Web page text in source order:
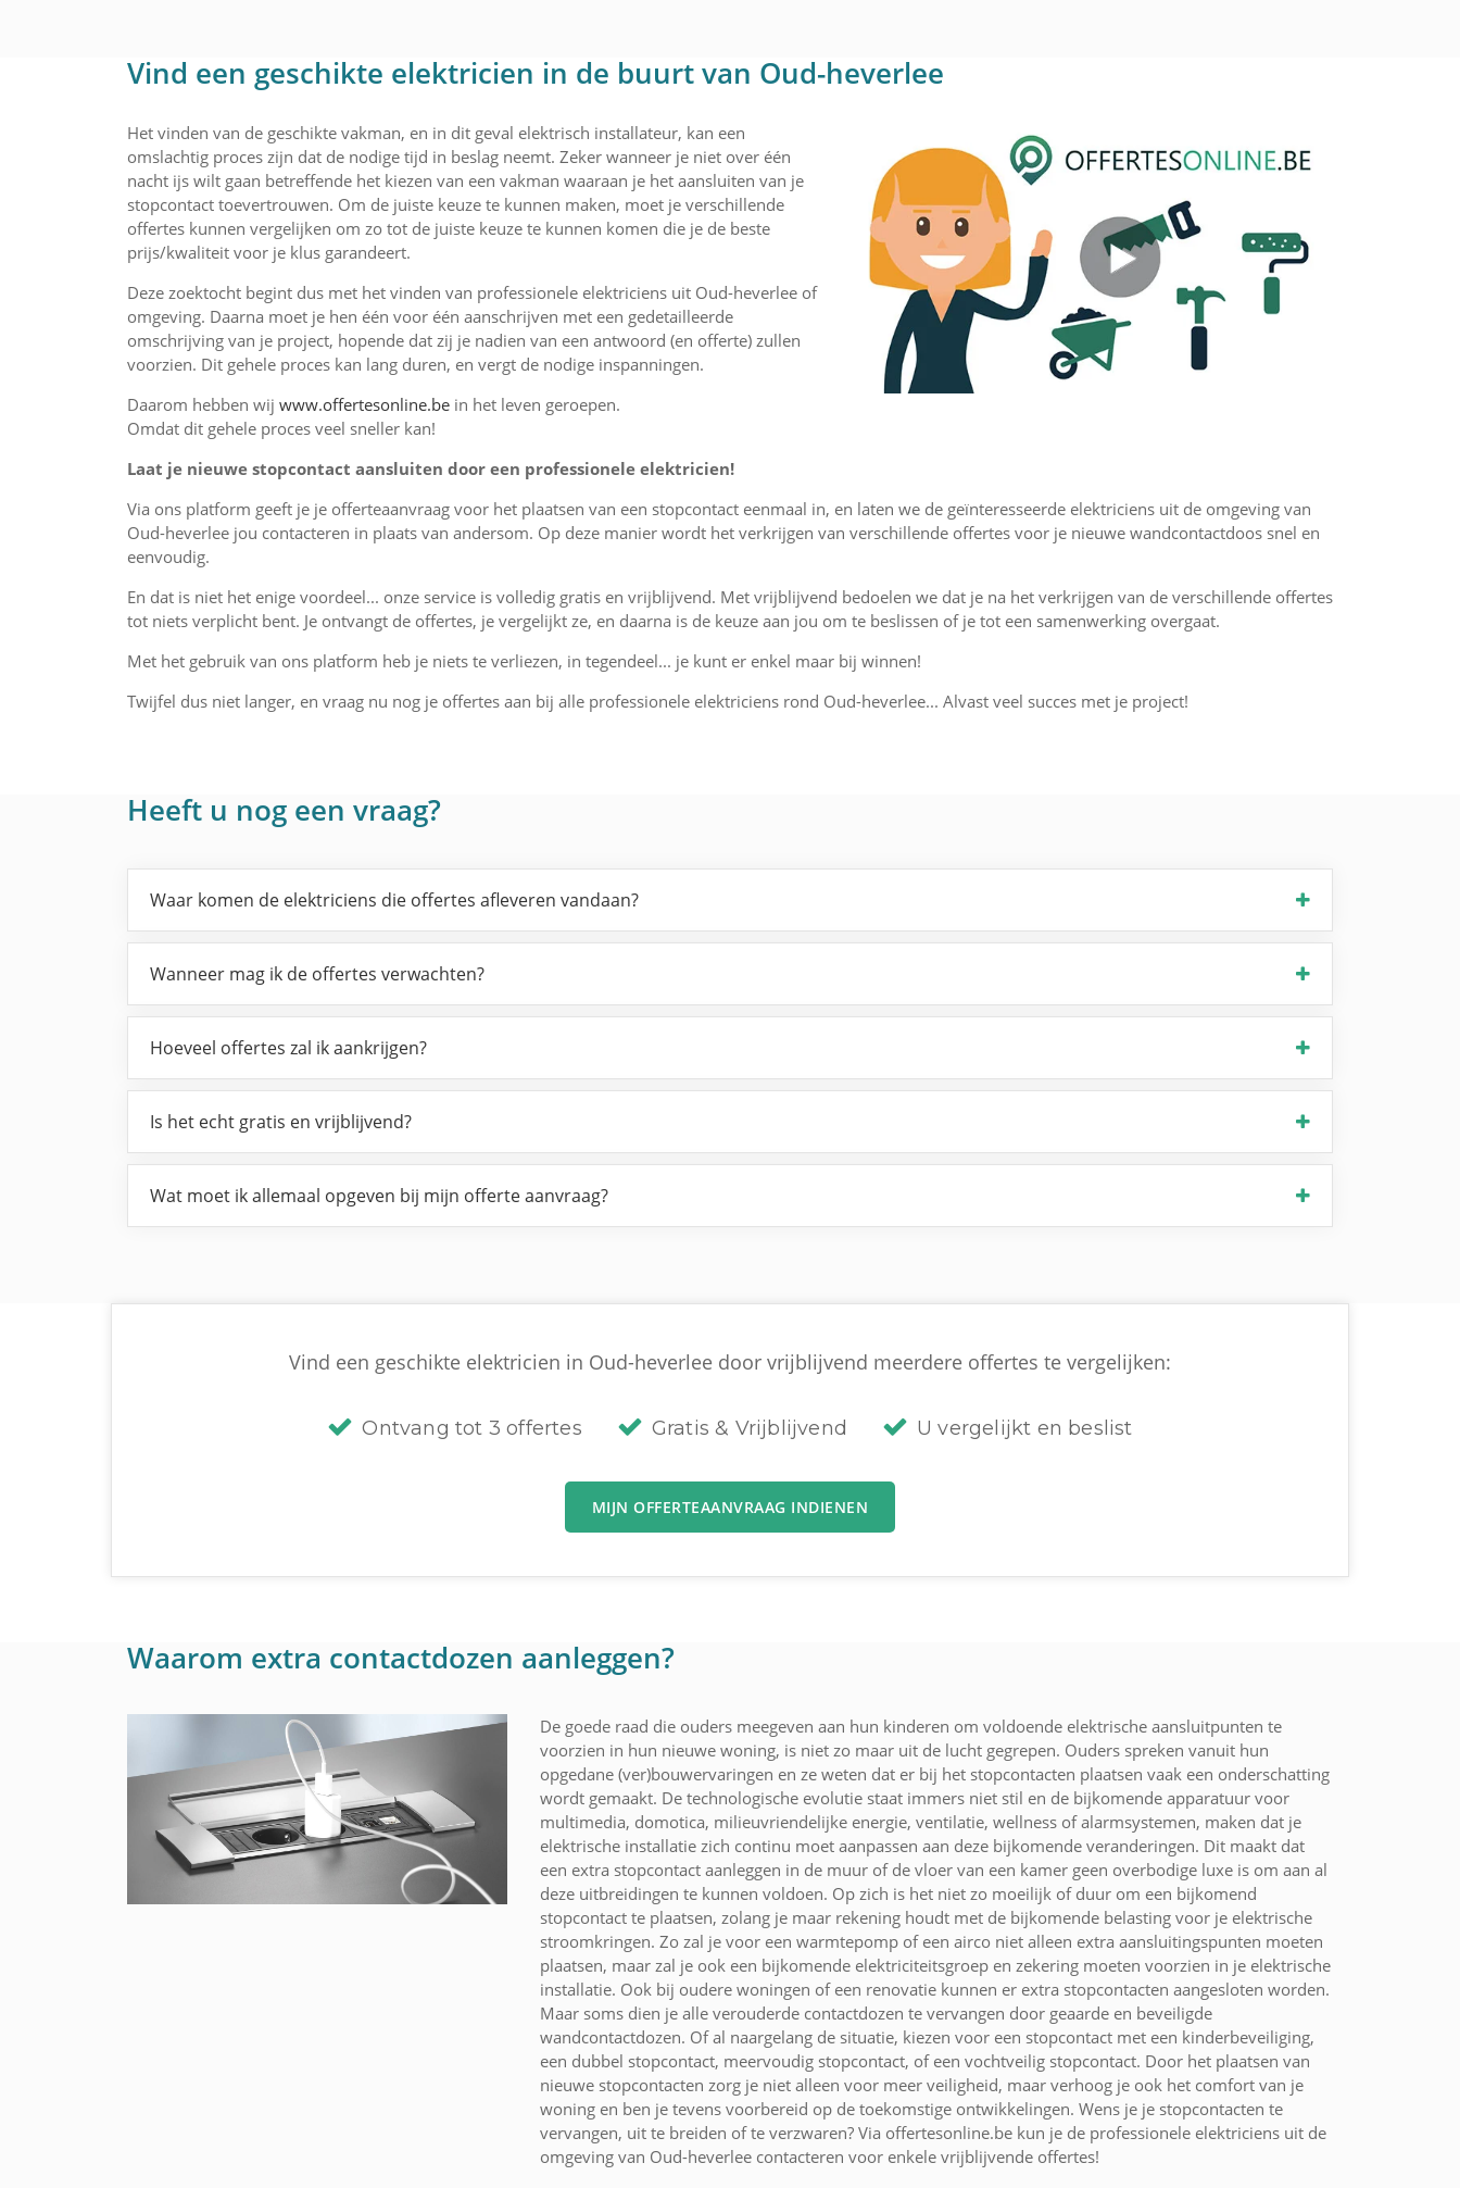
Vind een geschikte elektricien in de buurt van Oud-heverlee
Het vinden van de geschikte vakman, en in dit geval elektrisch installateur, kan een
omslachtig proces zijn dat de nodige tijd in beslag neemt. Zeker wanneer je niet over één
nacht ijs wilt gaan betreffende het kiezen van een vakman waaraan je het aansluiten van je
stopcontact toevertrouwen. Om de juiste keuze te kunnen maken, moet je verschillende
offertes kunnen vergelijken om zo tot de juiste keuze te kunnen komen die je de beste
prijs/kwaliteit voor je klus garandeert.
Deze zoektocht begint dus met het vinden van professionele elektriciens uit Oud-heverlee of
omgeving. Daarna moet je hen één voor één aanschrijven met een gedetailleerde
omschrijving van je project, hopende dat zij je nadien van een antwoord (en offerte) zullen
voorzien. Dit gehele proces kan lang duren, en vergt de nodige inspanningen.
Daarom hebben wij www.offertesonline.be in het leven geroepen.
Omdat dit gehele proces veel sneller kan!
Laat je nieuwe stopcontact aansluiten door een professionele elektricien!
Via ons platform geeft je je offerteaanvraag voor het plaatsen van een stopcontact eenmaal in, en laten we de geïnteresseerde elektriciens uit de omgeving van
Oud-heverlee jou contacteren in plaats van andersom. Op deze manier wordt het verkrijgen van verschillende offertes voor je nieuwe wandcontactdoos snel en
eenvoudig.
En dat is niet het enige voordeel... onze service is volledig gratis en vrijblijvend. Met vrijblijvend bedoelen we dat je na het verkrijgen van de verschillende offertes
tot niets verplicht bent. Je ontvangt de offertes, je vergelijkt ze, en daarna is de keuze aan jou om te beslissen of je tot een samenwerking overgaat.
Met het gebruik van ons platform heb je niets te verliezen, in tegendeel... je kunt er enkel maar bij winnen!
Twijfel dus niet langer, en vraag nu nog je offertes aan bij alle professionele elektriciens rond Oud-heverlee... Alvast veel succes met je project!
Heeft u nog een vraag?
Waar komen de elektriciens die offertes afleveren vandaan?
Wanneer mag ik de offertes verwachten?
Hoeveel offertes zal ik aankrijgen?
Is het echt gratis en vrijblijvend?
Wat moet ik allemaal opgeven bij mijn offerte aanvraag?
Vind een geschikte elektricien in Oud-heverlee door vrijblijvend meerdere offertes te vergelijken:
Ontvang tot 3 offertes Gratis & Vrijblijvend U vergelijkt en beslist
MIJN OFFERTEAANVRAAG INDIENEN
Waarom extra contactdozen aanleggen?
De goede raad die ouders meegeven aan hun kinderen om voldoende elektrische aansluitpunten te
voorzien in hun nieuwe woning, is niet zo maar uit de lucht gegrepen. Ouders spreken vanuit hun
opgedane (ver)bouwervaringen en ze weten dat er bij het stopcontacten plaatsen vaak een onderschatting
wordt gemaakt. De technologische evolutie staat immers niet stil en de bijkomende apparatuur voor
multimedia, domotica, milieuvriendelijke energie, ventilatie, wellness of alarmsystemen, maken dat je
elektrische installatie zich continu moet aanpassen aan deze bijkomende veranderingen. Dit maakt dat
een extra stopcontact aanleggen in de muur of de vloer van een kamer geen overbodige luxe is om aan al
deze uitbreidingen te kunnen voldoen. Op zich is het niet zo moeilijk of duur om een bijkomend
stopcontact te plaatsen, zolang je maar rekening houdt met de bijkomende belasting voor je elektrische
stroomkringen. Zo zal je voor een warmtepomp of een airco niet alleen extra aansluitingspunten moeten
plaatsen, maar zal je ook een bijkomende elektriciteitsgroep en zekering moeten voorzien in je elektrische
installatie. Ook bij oudere woningen of een renovatie kunnen er extra stopcontacten aangesloten worden.
Maar soms dien je alle verouderde contactdozen te vervangen door geaarde en beveiligde
wandcontactdozen. Of al naargelang de situatie, kiezen voor een stopcontact met een kinderbeveiliging,
een dubbel stopcontact, meervoudig stopcontact, of een vochtveilig stopcontact. Door het plaatsen van
nieuwe stopcontacten zorg je niet alleen voor meer veiligheid, maar verhoog je ook het comfort van je
woning en ben je tevens voorbereid op de toekomstige ontwikkelingen. Wens je je stopcontacten te
vervangen, uit te breiden of te verzwaren? Via offertesonline.be kun je de professionele elektriciens uit de
omgeving van Oud-heverlee contacteren voor enkele vrijblijvende offertes!